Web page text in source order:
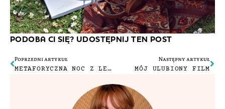
PODOBA CI SIĘ? UDOSTĘPNIJ TEN POST
Poprzedni artykuł
METAFORYCZNA NOC Z LEŚNICZYM
Następny artykuł
MÓJ ULUBIONY FILM